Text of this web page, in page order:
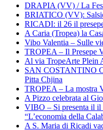
DRAPIA (VV) / La
BRIATICO (VV):
RICADI: il 26 il
A Caria (Tropea) la
Vibo Valentia – Sulle
TROPEA – Il Presepe
Al via TropeArte Plein
SAN COSTANTINO
Pitta Chjina
TROPEA – La mostra
A Pizzo celebrata al
VIBO – Si presenta il il
“L’economia della
A S. Maria di Ricadi